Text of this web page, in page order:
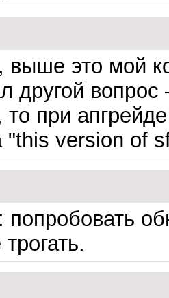
выше это мой
другой
при
"this version of
попробовать